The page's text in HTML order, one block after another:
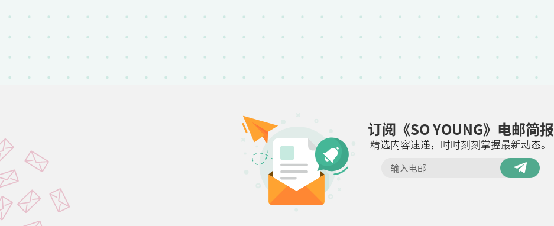
订阅《SO YOUNG》电邮简报
精选内容速递，时时刻刻掌握最新动态。